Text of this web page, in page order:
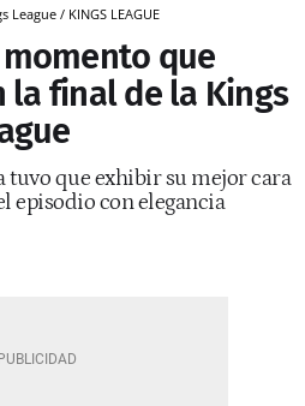
/ KINGS LEAGUE
que
la final de la Kings
tuvo que exhibir su mejor cara
episodio con elegancia